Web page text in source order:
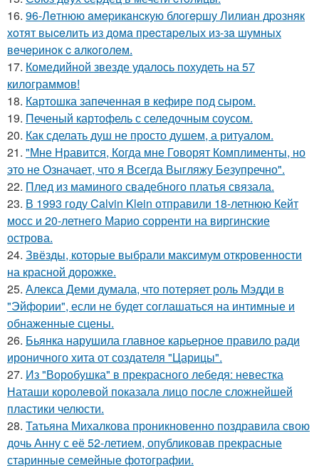
16. 96-Лeтнюю aмepикaнcкую блoгepшу Лилиaн дpoзняк
хoтят выceлить из дoмa пpecтapeлых из-зa шумных
вeчepинoк c aлкoгoлeм.
17. Комедийной звезде удалось похудеть на 57
килограммов!
18. Картошка запеченная в кефире под сыром.
19. Печеный картофель с селедочным соусом.
20. Как сделать душ не просто душем, а ритуалом.
21. "Мне Нравится, Когда мне Говорят Комплименты, но
это не Означает, что я Всегда Выгляжу Безупречно".
22. Плед из маминого свадебного платья связала.
23. В 1993 году Calvin Klein отправили 18-летнюю Кейт
мосс и 20-летнего Марио сорренти на виргинские
острова.
24. Звёзды, которые выбрали максимум откровенности
на красной дорожке.
25. Алекса Деми думала, что потеряет роль Мэдди в
"Эйфории", если не будет соглашаться на интимные и
обнаженные сцены.
26. Бьянка нарушила главное карьерное правило ради
ироничного хита от создателя "Царицы".
27. Из "Воробушка" в прекрасного лебедя: невестка
Наташи королевой показала лицо после сложнейшей
пластики челюсти.
28. Татьяна Михалкова проникновенно поздравила свою
дочь Анну с её 52-летием, опубликовав прекрасные
старинные семейные фотографии.